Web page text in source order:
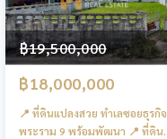
฿19,500,000
฿18,000,000
📍 ที่ดินแปลงสวย ทำเลซอยธุรกิจ
พระราม 9 พร้อมพัฒนา 📍 ที่ดิน